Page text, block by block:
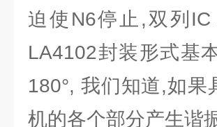
迫使N6停止,双列IC
LA4102封装形式基
180°, 我们知道,如
机的各个部分产生谐